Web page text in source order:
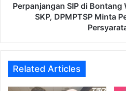
Minta
Pemohon
Perpanjangan SIP di
SKP, DPMPTSP Minta
Related Articles